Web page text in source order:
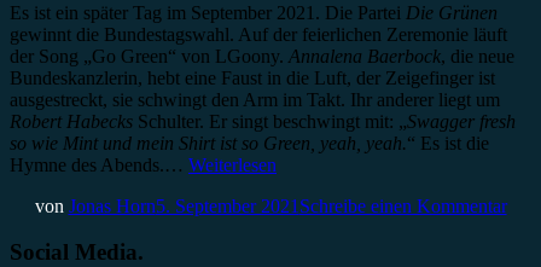
Es ist ein später Tag im September 2021. Die Partei Die Grünen
gewinnt die Bundestagswahl. Auf der feierlichen Zeremonie läuft
der Song „Go Green“ von LGoony. Annalena Baerbock, die neue
Bundeskanzlerin, hebt eine Faust in die Luft, der Zeigefinger ist
ausgestreckt, sie schwingt den Arm im Takt. Ihr anderer liegt um
Robert Habecks Schulter. Er singt beschwingt mit: „Swagger fresh
so wie Mint und mein Shirt ist so Green, yeah, yeah.“ Es ist die
Hymne des Abends.… Weiterlesen
von Jonas Horn5. September 2021 Schreibe einen Kommentar
Social Media.